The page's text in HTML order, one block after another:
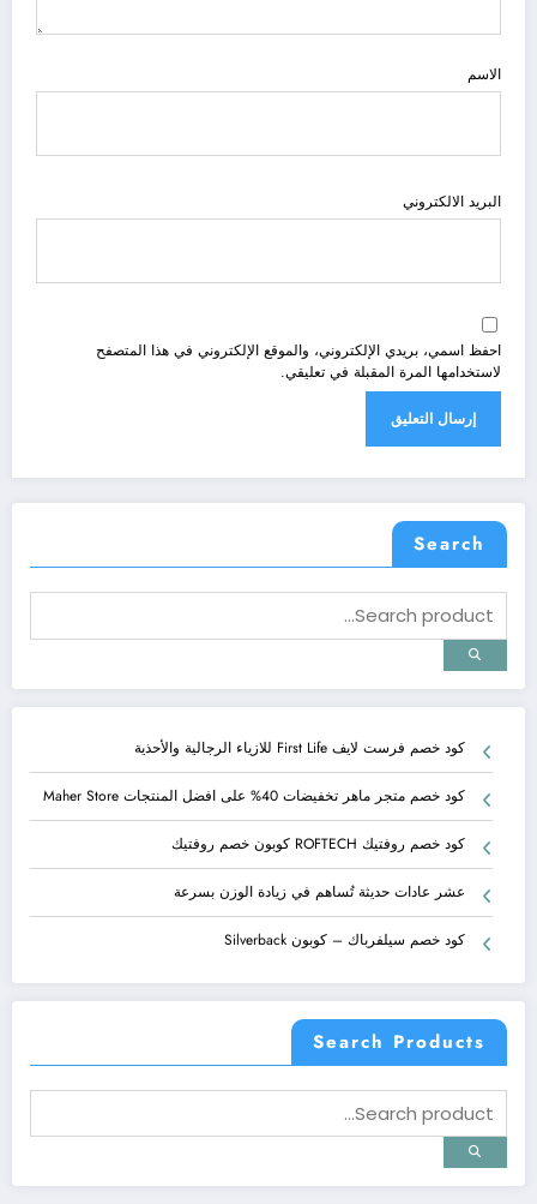
الاسم
البريد الالكتروني
احفظ اسمي، بريدي الإلكتروني، والموقع الإلكتروني في هذا المتصفح
لاستخدامها المرة المقبلة في تعليقي.
Search
كود خصم فرست لايف First Life للازياء الرجالية والأحذية
كود خصم متجر ماهر تخفيضات 40% على افضل المنتجات Maher Store
كود خصم روفتيك ROFTECH كوبون خصم روفتيك
عشر عادات حديثة تُساهم في زيادة الوزن بسرعة
كود خصم سيلفرباك – كوبون Silverback
Search Products